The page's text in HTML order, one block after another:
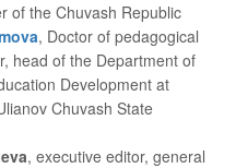
of the Chuvash Republic
, Doctor of pedagogical
head of the Department of
Development at
Chuvash State
, executive editor, general